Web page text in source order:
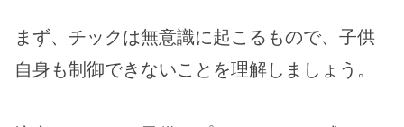
まず、チックは無意識に起こるもので、子供
自身も制御できないことを理解しましょう。